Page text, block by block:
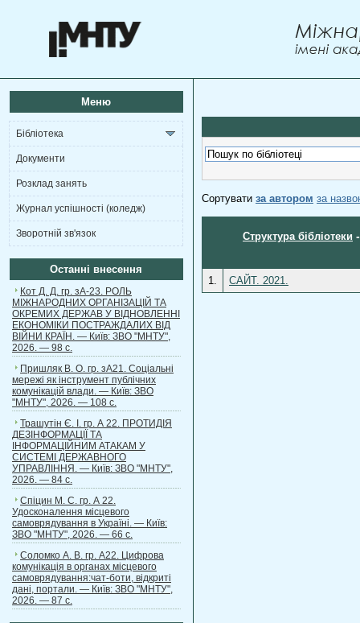
Меню
Бібліотека
Документи
Розклад занять
Журнал успішності (коледж)
Зворотній зв'язок
Останні внесення
Кот Д. Д. гр. зА-23. РОЛЬ
МІЖНАРОДНИХ ОРГАНІЗАЦІЙ ТА
ОКРЕМИХ ДЕРЖАВ У ВІДНОВЛЕННІ
ЕКОНОМІКИ ПОСТРАЖДАЛИХ ВІД
ВІЙНИ КРАЇН. — Київ: ЗВО "МНТУ",
2026. — 98 с.
Пришляк В. О. гр. зА21. Соціальні
мережі як інструмент публічних
комунікацій влади. — Київ: ЗВО
"МНТУ", 2026. — 108 с.
Трашутін Є. І. гр. А 22. ПРОТИДІЯ
ДЕЗІНФОРМАЦІЇ ТА
ІНФОРМАЦІЙНИМ АТАКАМ У
СИСТЕМІ ДЕРЖАВНОГО
УПРАВЛІННЯ. — Київ: ЗВО "МНТУ",
2026. — 84 с.
Спіцин М. С. гр. А 22.
Удосконалення місцевого
самоврядування в Україні. — Київ:
ЗВО "МНТУ", 2026. — 66 с.
Соломко А. В. гр. А22. Цифрова
комунікація в органах місцевого
самоврядування:чат-боти, відкриті
дані, портали. — Київ: ЗВО "МНТУ",
2026. — 87 с.
Сортувати за автором за
Структура бібліотеки
1. САЙТ. 2021.